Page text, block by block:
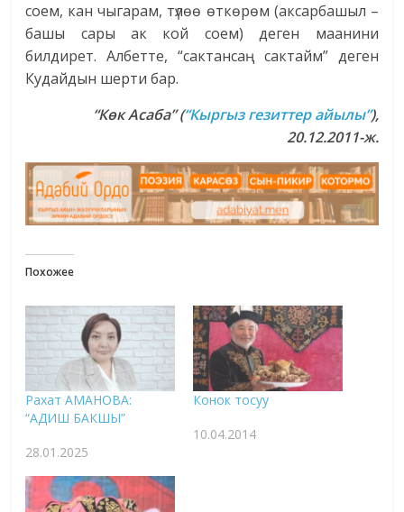
соем, кан чыгарам, түлөө өткөрөм (аксарбашыл –
башы сары ак кой соем) деген маанини
билдирет. Албетте, “сактансаң сактайм” деген
Кудайдын шерти бар.
“Көк Асаба” (“Кыргыз гезиттер айылы”),
20.12.2011-ж.
Похожее
Рахат АМАНОВА:
“АДИШ БАКШЫ”
28.01.2025
Конок тосуу
10.04.2014